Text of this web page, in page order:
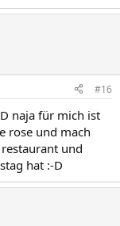
#16
naja für mich ist
rose und mach
und
hat :-D